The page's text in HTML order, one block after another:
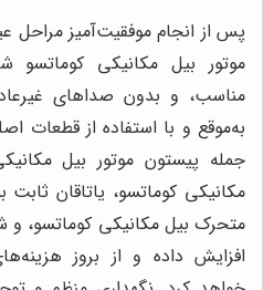
پس از انجام موفقیت‌آمیز مراحل
موتور بیل مکانیکی کوماتسو
مناسب، و بدون صداهای
به‌موقع و با استفاده از قطعات
جمله پیستون موتور بیل
مکانیکی کوماتسو، یاتاقان ثابت
متحرک بیل مکانیکی کوماتسو، و
افزایش داده و از بروز